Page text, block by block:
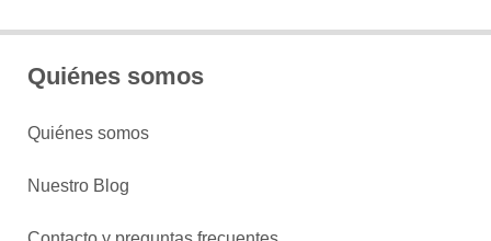
Quiénes somos
Quiénes somos
Nuestro Blog